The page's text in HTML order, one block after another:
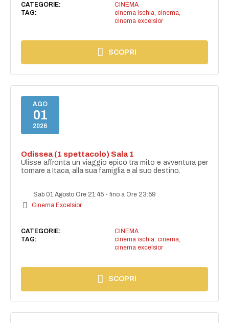
CATEGORIE:
CINEMA
TAG:
cinema ischia cinema
cinema excelsior
SCOPRI
AGO
01
2026
Odissea (1 spettacolo) Sala 1
Ulisse affronta un viaggio epico tra mito e avventura per
tornare a Itaca, alla sua famiglia e al suo destino.
Sab 01 Agosto Ore 21:45 -fino a Ore 23:59
Cinema Excelsior
CATEGORIE:
CINEMA
TAG:
cinema ischia, cinema,
cinema excelsior
SCOPRI